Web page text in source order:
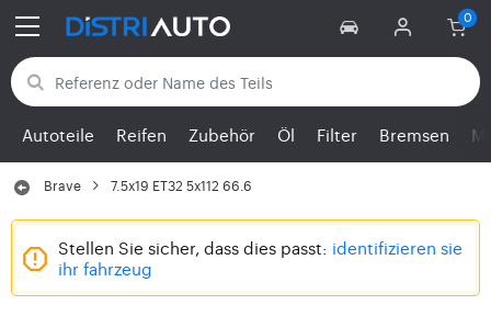
Zurück zu den Kategorien
Autoteile Reifen Zubehör Öl Filter Bremsen
Brave 7.5x19 ET32 5x112 66.6
Stellen Sie sicher, dass dies passt: identifizieren sie
ihr fahrzeug